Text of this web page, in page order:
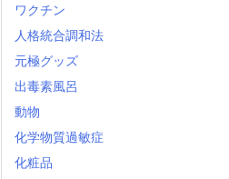
ワクチン
人格統合調和法
元極グッズ
出毒素風呂
動物
化学物質過敏症
化粧品